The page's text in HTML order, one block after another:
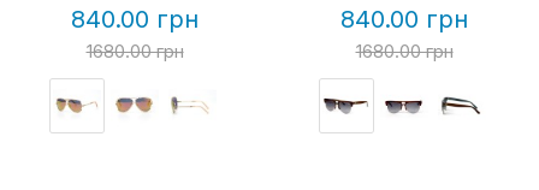
840.00 грн
1680.00 грн
840.00 грн
1680.00 грн